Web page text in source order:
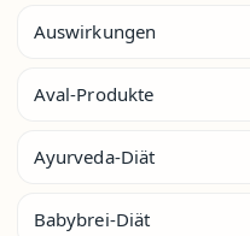
Auswirkungen
Aval-Produkte
Ayurveda-Diät
Babybrei-Diät